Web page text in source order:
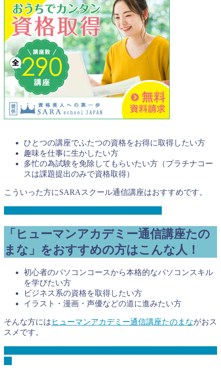
ひとつの講座でふたつの資格をお得に取得したい方
趣味を仕事に生かしたい方
多忙の為試験を免除してもらいたい方（プラチナコー
スは課題提出のみで資格取得）
こういった方にSARAスクール通信講座はおすすめです。
「ヒューマンアカデミー通信講座たの
まな」をおすすめの方はこんな人！
初心者のパソコンコースから本格的なパソコンスキル
を学びたい方
ビジネス系の資格を取得したい方
イラスト・漫画・声優などの道に進みたい方
そんな方には ヒューマンアカデミー通信講座たのまながおス
スメです。